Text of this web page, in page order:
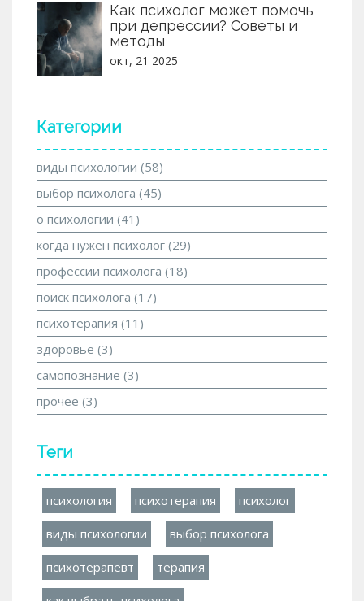
Как психолог может помочь
при депрессии? Советы и
методы
окт, 21 2025
Категории
виды психологии (58)
выбор психолога (45)
о психологии (41)
когда нужен психолог (29)
профессии психолога (18)
поиск психолога (17)
психотерапия (11)
здоровье (3)
самопознание (3)
прочее (3)
Теги
психология психотерапия психолог
виды психологии выбор психолога
психотерапевт терапия